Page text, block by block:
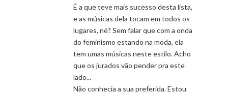
É a que teve mais sucesso desta lista,
e as músicas dela tocam em todos os
lugares, né? Sem falar que com a onda
do feminismo estando na moda, ela
tem umas músicas neste estilo. Acho
que os jurados vão pender pra este
lado...
Não conhecia a sua preferida. Estou